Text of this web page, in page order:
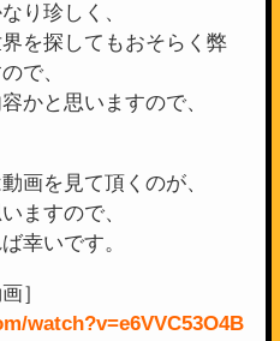
り珍しく、
を探してもおそらく弊
で、
かと思いますので、
画を見て頂くのが、
ますので、
幸いです。
］
watch?v=e6VVC53O4B